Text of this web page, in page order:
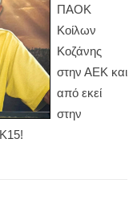
ΠΑΟΚ
Κοίλων
Κοζάνης
στην ΑΕΚ και
από εκεί
στην